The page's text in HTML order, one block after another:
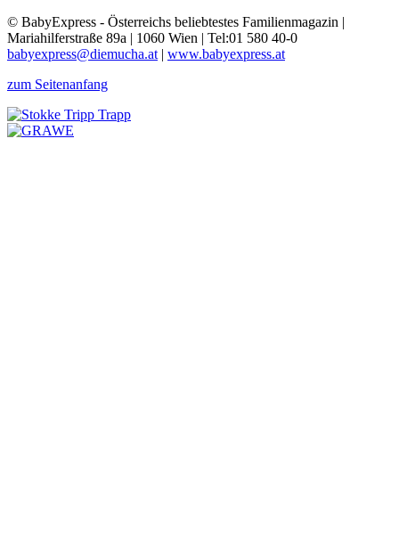
© BabyExpress - Österreichs beliebtestes Familienmagazin |
Mariahilferstraße 89a | 1060 Wien | Tel:01 580 40-0
babyexpress@diemucha.at | www.babyexpress.at
zum Seitenanfang